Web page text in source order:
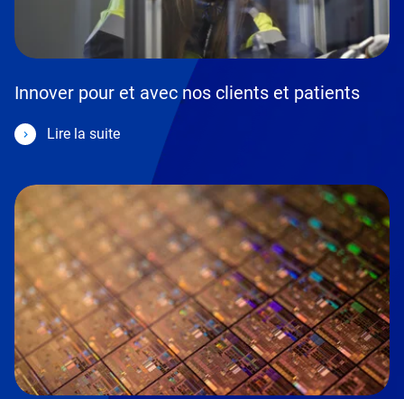
Innover pour et avec nos clients et patients
Lire la suite